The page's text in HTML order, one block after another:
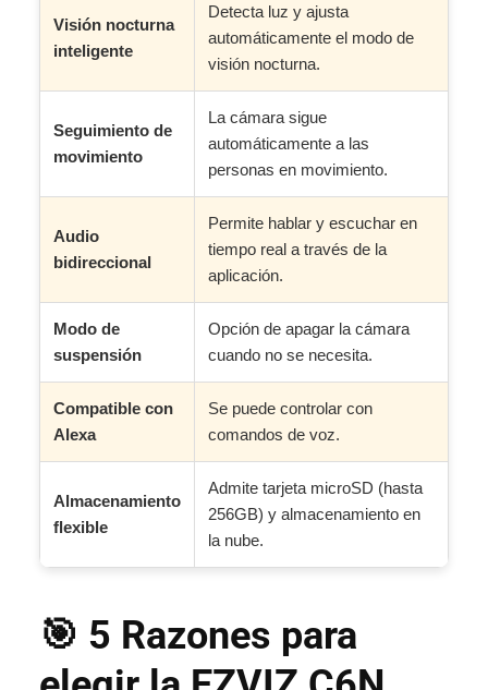
Visión nocturna
inteligente
Detecta luz y ajusta
automáticamente el modo de
visión nocturna.
Seguimiento de
movimiento
La cámara sigue
automáticamente a las
personas en movimiento.
Audio
bidireccional
Permite hablar y escuchar en
tiempo real a través de la
aplicación.
Modo de
suspensión
Opción de apagar la cámara
cuando no se necesita.
Compatible con
Alexa
Se puede controlar con
comandos de voz.
Almacenamiento
flexible
Admite tarjeta microSD (hasta
256GB) y almacenamiento en
la nube.
🎯 5 Razones para